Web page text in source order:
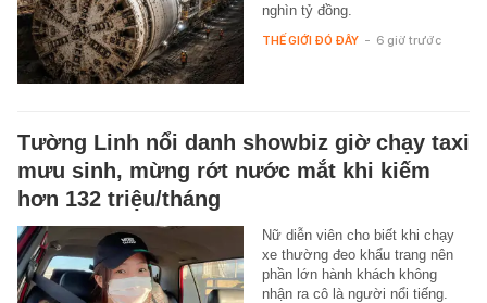
nghìn tỷ đồng.
THẾ GIỚI ĐÓ ĐÂY - 6 giờ trước
Tường Linh nổi danh showbiz giờ chạy taxi
mưu sinh, mừng rớt nước mắt khi kiếm
hơn 132 triệu/tháng
Nữ diễn viên cho biết khi chạy
xe thường đeo khẩu trang nên
phần lớn hành khách không
nhận ra cô là người nổi tiếng.